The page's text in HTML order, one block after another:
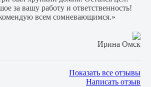
за вашу работу и ответственность!
всем сомневающимся.»
Ирина Омск
Показать все отзывы
Написать отзыв